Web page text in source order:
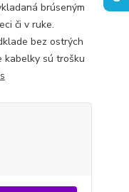
brúseným
či v ruke.
bez ostrých
kabelky sú trošku